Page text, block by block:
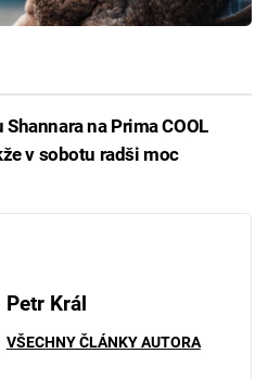
na Prima COOL
v sobotu radši moc
Petr Král
VŠECHNY ČLÁNKY AUTORA